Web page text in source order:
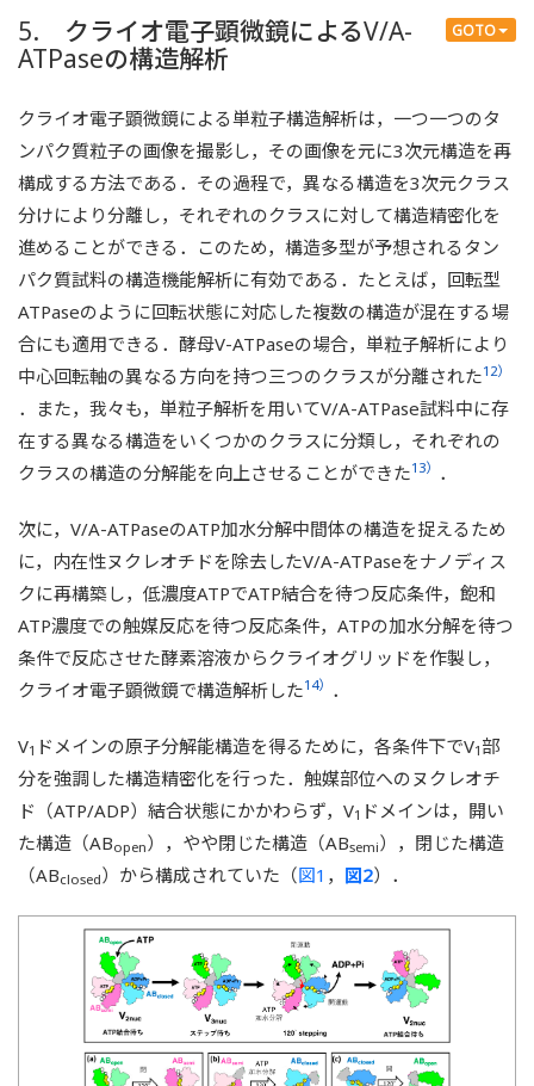
GOTO
5. クライオ電子顕微鏡によるV/A-
ATPaseの構造解析
クライオ電子顕微鏡による単粒子構造解析は，一つ一つのタ
ンパク質粒子の画像を撮影し，その画像を元に3次元構造を再
構成する方法である．その過程で，異なる構造を3次元クラス
分けにより分離し，それぞれのクラスに対して構造精密化を
進めることができる．このため，構造多型が予想されるタン
パク質試料の構造機能解析に有効である．たとえば，回転型
ATPaseのように回転状態に対応した複数の構造が混在する場
合にも適用できる．酵母V-ATPaseの場合，単粒子解析により
中心回転軸の異なる方向を持つ三つのクラスが分離された12）
．また，我々も，単粒子解析を用いてV/A-ATPase試料中に存
在する異なる構造をいくつかのクラスに分類し，それぞれの
クラスの構造の分解能を向上させることができた13） ．
次に，V/A-ATPaseのATP加水分解中間体の構造を捉えるため
に，内在性ヌクレオチドを除去したV/A-ATPaseをナノディス
クに再構築し，低濃度ATPでATP結合を待つ反応条件，飽和
ATP濃度での触媒反応を待つ反応条件，ATPの加水分解を待つ
条件で反応させた酵素溶液からクライオグリッドを作製し，
クライオ電子顕微鏡で構造解析した14） ．
V1 ドメインの原子分解能構造を得るために，各条件下でV1 部
分を強調した構造精密化を行った．触媒部位へのヌクレオチ
ド（ATP/ADP）結合状態にかかわらず，V1 ドメインは，開い
た構造（ABopen），やや閉じた構造（ABsemi），閉じた構造
（ABclosed）から構成されていた（図1 ， 図2）．